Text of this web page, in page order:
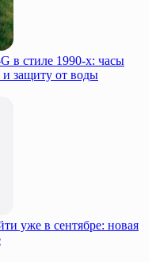
в стиле 1990-х: часы
защиту от воды
уже в сентябре: новая